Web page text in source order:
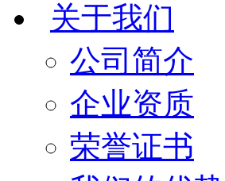
关于我们
公司简介
企业资质
荣誉证书